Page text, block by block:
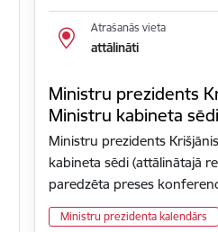
Atrašanās vieta
attālināti
Ministru prezidents
Ministru kabineta
Ministru prezidents
kabineta sēdi (attālinātajā
paredzēta preses
Ministru prezidenta kalendārs